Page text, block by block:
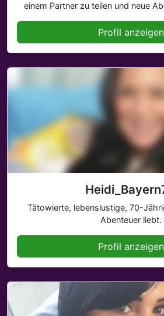
einem Partner zu teilen und neue
Profil anzeigen
Tätowierte, lebenslustige, 70-
Abenteuer liebt.
Profil anzeigen